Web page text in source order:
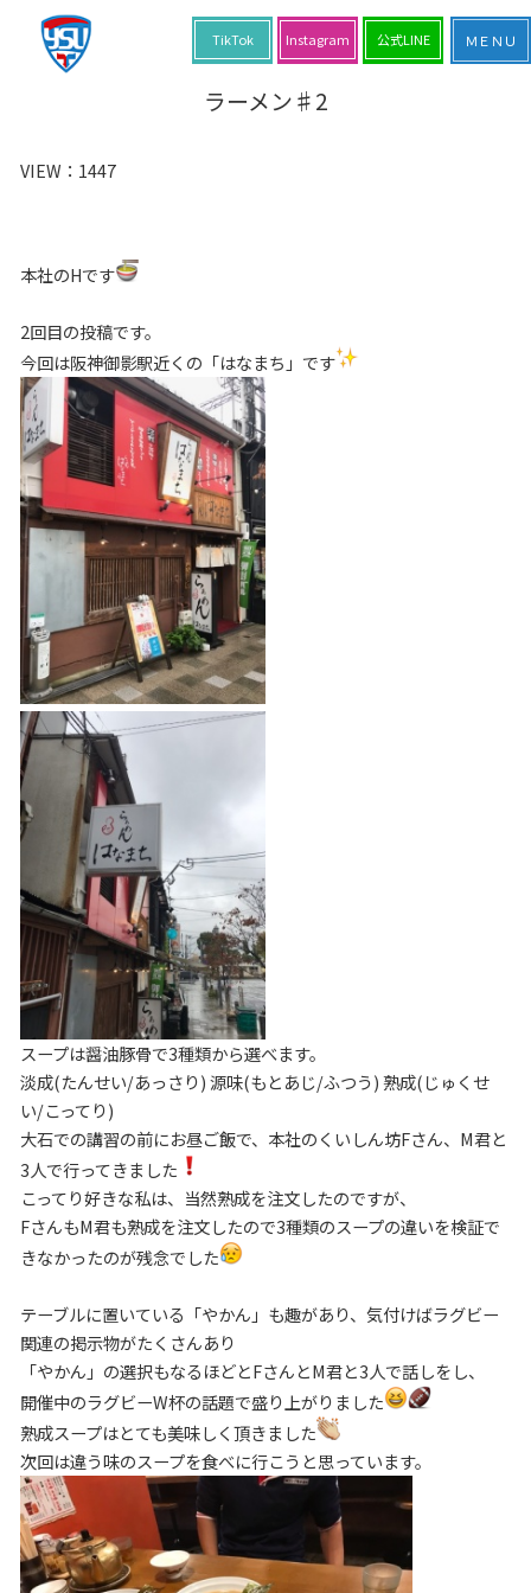
ラーメン♯2
VIEW： 1447
本社のHです
2回目の投稿です。
今回は阪神御影駅近くの「はなまち」です
スープは醤油豚骨で3種類から選べます。
淡成(たんせい/あっさり) 源味(もとあじ/ふつう) 熟成(じゅくせ
い/こってり)
大石での講習の前にお昼ご飯で、本社のくいしん坊Fさん、M君と
3人で行ってきました
こってり好きな私は、当然熟成を注文したのですが、
FさんもM君も熟成を注文したので3種類のスープの違いを検証で
きなかったのが残念でした
テーブルに置いている「やかん」も趣があり、気付けばラグビー
関連の掲示物がたくさんあり
「やかん」の選択もなるほどとFさんとM君と3人で話しをし、
開催中のラグビーW杯の話題で盛り上がりました
熟成スープはとても美味しく頂きました
次回は違う味のスープを食べに行こうと思っています。
公式LINE
Instagram
TikTok